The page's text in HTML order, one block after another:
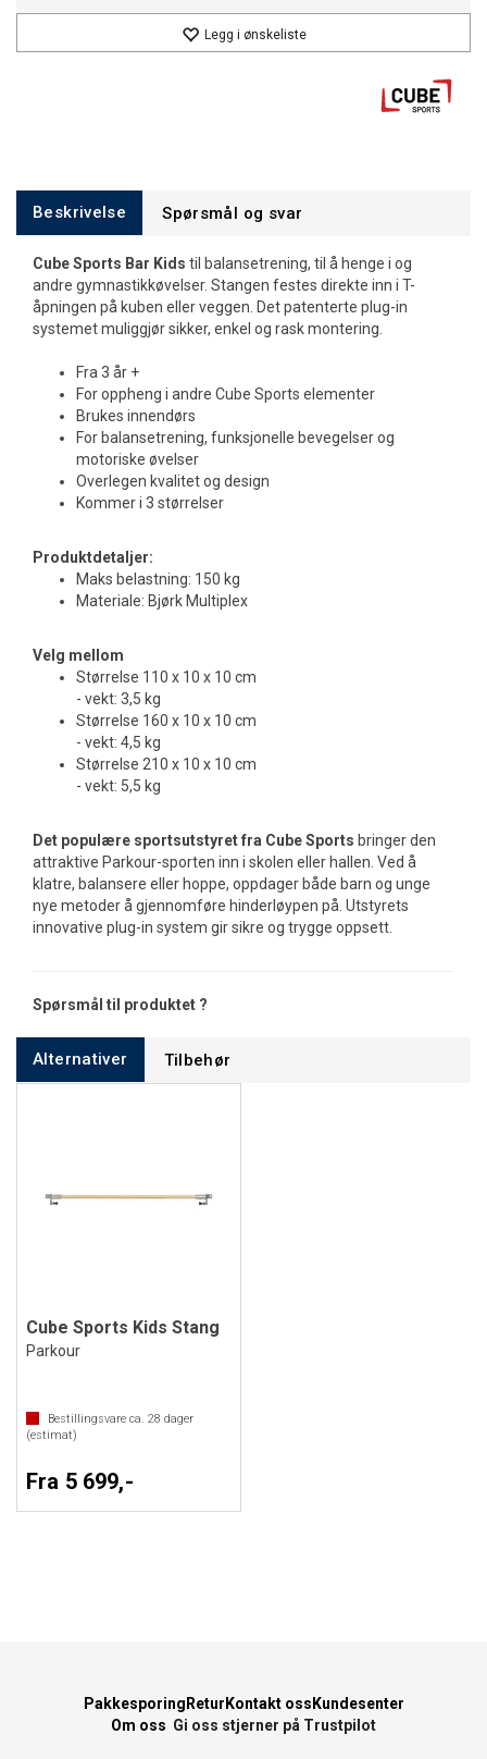
Legg i ønskeliste
Beskrivelse Spørsmål og svar
Cube Sports Bar Kids til balansetrening, til å henge i og
andre gymnastikkøvelser. Stangen festes direkte inn i T-
åpningen på kuben eller veggen. Det patenterte plug-in
systemet muliggjør sikker, enkel og rask montering.
Fra 3 år +
For oppheng i andre Cube Sports elementer
Brukes innendørs
For balansetrening, funksjonelle bevegelser og
motoriske øvelser
Overlegen kvalitet og design
Kommer i 3 størrelser
Produktdetaljer:
Maks belastning: 150 kg
Materiale: Bjørk Multiplex
Velg mellom
Størrelse 110 x 10 x 10 cm
- vekt: 3,5 kg
Størrelse 160 x 10 x 10 cm
- vekt: 4,5 kg
Størrelse 210 x 10 x 10 cm
- vekt: 5,5 kg
Det populære sportsutstyret fra Cube Sports bringer den
attraktive Parkour-sporten inn i skolen eller hallen. Ved å
klatre, balansere eller hoppe, oppdager både barn og unge
nye metoder å gjennomføre hinderløypen på. Utstyrets
innovative plug-in system gir sikre og trygge oppsett.
Spørsmål til produktet ?
Alternativer Tilbehør
Cube Sports Kids Stang
Parkour
Bestillingsvare ca. 28 dager
(estimat)
Fra 5 699,-
PakkesporingReturKontakt ossKundesenter
Om oss Gi oss stjerner på Trustpilot